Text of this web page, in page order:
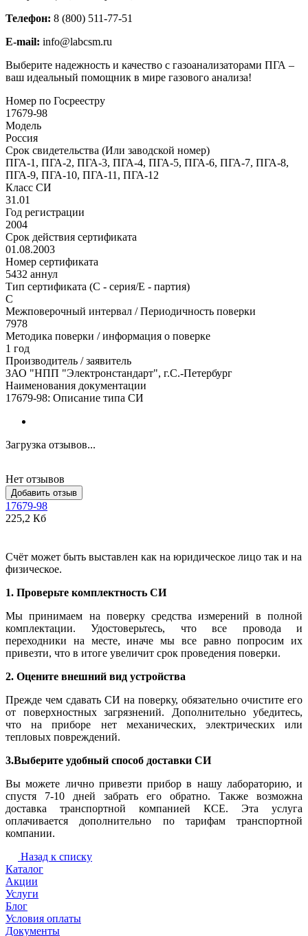
Телефон: 8 (800) 511-77-51
E-mail: info@labcsm.ru
Выберите надежность и качество с газоанализаторами ПГА –
ваш идеальный помощник в мире газового анализа!
Номер по Госреестру
17679-98
Модель
Россия
Срок свидетельства (Или заводской номер)
ПГА-1, ПГА-2, ПГА-3, ПГА-4, ПГА-5, ПГА-6, ПГА-7, ПГА-8,
ПГА-9, ПГА-10, ПГА-11, ПГА-12
Класс СИ
31.01
Год регистрации
2004
Срок действия сертификата
01.08.2003
Номер сертификата
5432 аннул
Тип сертификата (C - серия/E - партия)
С
Межповерочный интервал / Периодичность поверки
7978
Методика поверки / информация о поверке
1 год
Производитель / заявитель
ЗАО "НПП "Электронстандарт", г.С.-Петербург
Наименования документации
17679-98: Описание типа СИ
Загрузка отзывов...
Нет отзывов
Добавить отзыв
17679-98
225,2 Кб
Счёт может быть выставлен как на юридическое лицо так и на
физическое.
1. Проверьте комплектность СИ
Мы принимаем на поверку средства измерений в полной
комплектации. Удостоверьтесь, что все провода и
переходники на месте, иначе мы все равно попросим их
привезти, что в итоге увеличит срок проведения поверки.
2. Оцените внешний вид устройства
Прежде чем сдавать СИ на поверку, обязательно очистите его
от поверхностных загрязнений. Дополнительно убедитесь,
что на приборе нет механических, электрических или
тепловых повреждений.
3.Выберите удобный способ доставки СИ
Вы можете лично привезти прибор в нашу лабораторию, и
спустя 7-10 дней забрать его обратно. Также возможна
доставка транспортной компанией КСЕ. Эта услуга
оплачивается дополнительно по тарифам транспортной
компании.
Назад к списку
Каталог
Акции
Услуги
Блог
Условия оплаты
Документы